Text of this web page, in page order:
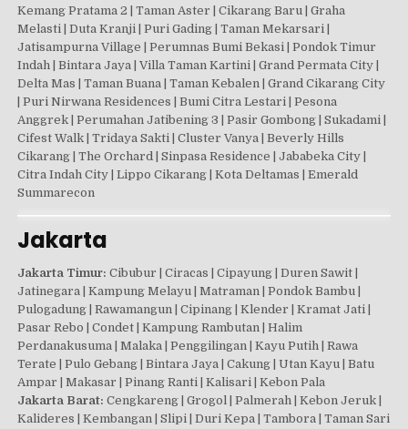
Kemang Pratama 2 | Taman Aster | Cikarang Baru | Graha
Melasti | Duta Kranji | Puri Gading | Taman Mekarsari |
Jatisampurna Village | Perumnas Bumi Bekasi | Pondok Timur
Indah | Bintara Jaya | Villa Taman Kartini | Grand Permata City |
Delta Mas | Taman Buana | Taman Kebalen | Grand Cikarang City
| Puri Nirwana Residences | Bumi Citra Lestari | Pesona
Anggrek | Perumahan Jatibening 3 | Pasir Gombong | Sukadami |
Cifest Walk | Tridaya Sakti | Cluster Vanya | Beverly Hills
Cikarang | The Orchard | Sinpasa Residence | Jababeka City |
Citra Indah City | Lippo Cikarang | Kota Deltamas | Emerald
Summarecon
Jakarta
Jakarta Timur: Cibubur | Ciracas | Cipayung | Duren Sawit |
Jatinegara | Kampung Melayu | Matraman | Pondok Bambu |
Pulogadung | Rawamangun | Cipinang | Klender | Kramat Jati |
Pasar Rebo | Condet | Kampung Rambutan | Halim
Perdanakusuma | Malaka | Penggilingan | Kayu Putih | Rawa
Terate | Pulo Gebang | Bintara Jaya | Cakung | Utan Kayu | Batu
Ampar | Makasar | Pinang Ranti | Kalisari | Kebon Pala
Jakarta Barat: Cengkareng | Grogol | Palmerah | Kebon Jeruk |
Kalideres | Kembangan | Slipi | Duri Kepa | Tambora | Taman Sari